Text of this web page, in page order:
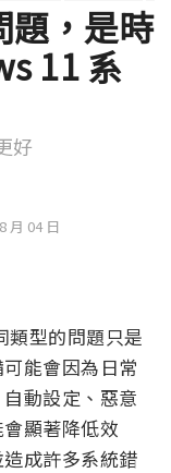
題，是時
11 系
好
月 04 日
型的問題只是
能會因為日常
動設定、惡意
顯著降低效
成許多系統錯